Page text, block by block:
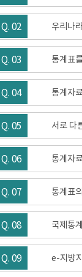
Q. 02 우리나
Q. 03 통계표
Q. 04 통계자
Q. 05 서로 다
Q. 06 통계자
Q. 07 통계표
Q. 08 국제통
Q. 09 e-지방